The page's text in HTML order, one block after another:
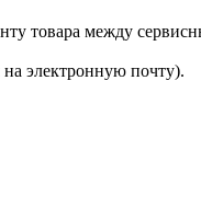
товара между
электронную почту).